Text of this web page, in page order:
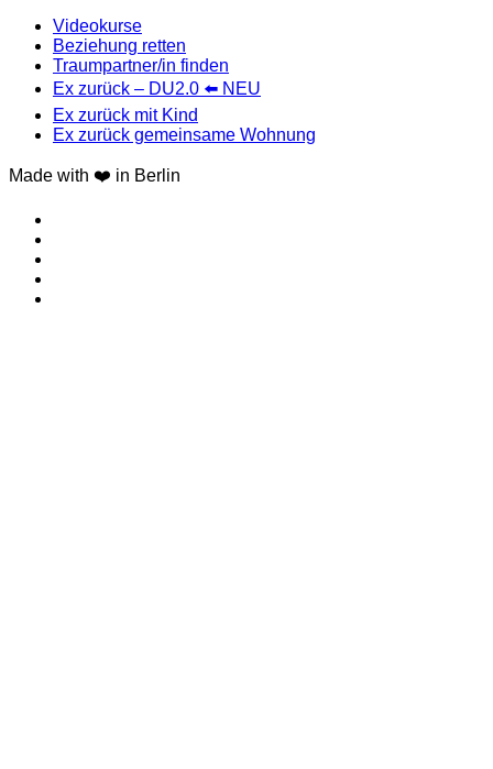
Videokurse
Beziehung retten
Traumpartner/in finden
Ex zurück – DU2.0 ⬅️ NEU
Ex zurück mit Kind
Ex zurück gemeinsame Wohnung
Made with ❤️ in Berlin